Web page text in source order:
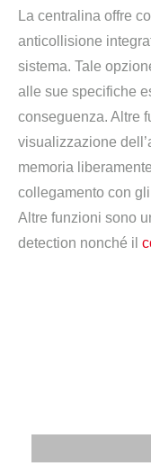
La centralina offre
anticollisione
sistema. Tale
alle sue specifiche
conseguenza. Altre
visualizzazione
memoria
collegamento con
Altre funzioni sono
detection nonché il